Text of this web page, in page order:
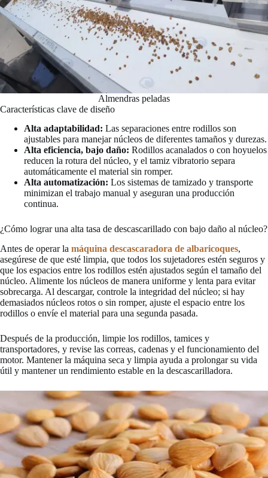
Almendras peladas
Características clave de diseño
Alta adaptabilidad: Las separaciones entre rodillos son
ajustables para manejar núcleos de diferentes tamaños y durezas.
Alta eficiencia, bajo daño: Rodillos acanalados o con hoyuelos
reducen la rotura del núcleo, y el tamiz vibratorio separa
automáticamente el material sin romper.
Alta automatización: Los sistemas de tamizado y transporte
minimizan el trabajo manual y aseguran una producción
continua.
¿Cómo lograr una alta tasa de descascarillado con bajo daño al núcleo?
Antes de operar la máquina descascaradora de albaricoques,
asegúrese de que esté limpia, que todos los sujetadores estén seguros y
que los espacios entre los rodillos estén ajustados según el tamaño del
núcleo. Alimente los núcleos de manera uniforme y lenta para evitar
sobrecarga. Al descargar, controle la integridad del núcleo; si hay
demasiados núcleos rotos o sin romper, ajuste el espacio entre los
rodillos o envíe el material para una segunda pasada.
Después de la producción, limpie los rodillos, tamices y
transportadores, y revise las correas, cadenas y el funcionamiento del
motor. Mantener la máquina seca y limpia ayuda a prolongar su vida
útil y mantener un rendimiento estable en la descascarilladora.